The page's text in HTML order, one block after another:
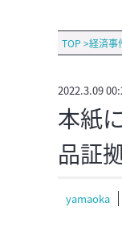
TOP >経済事
2022.3.09
本紙
品証
yamaoka